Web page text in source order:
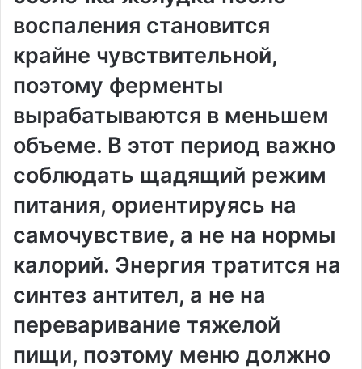
воспаления становится
крайне чувствительной,
поэтому ферменты
вырабатываются в меньшем
объеме. В этот период важно
соблюдать щадящий режим
питания, ориентируясь на
самочувствие, а не на нормы
калорий. Энергия тратится на
синтез антител, а не на
переваривание тяжелой
пищи, поэтому меню должно